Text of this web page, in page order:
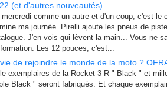
(et d'autres nouveautés)
mercredi comme un autre et d'un coup, c'est le
ma journée. Pirelli ajoute les pneus de
J'en vois qui lèvent la main... Vous ne
Les 12 pouces, c'est...
de rejoindre le monde de la moto ?
exemplaires de la Rocket 3 R " Black " et
Black " seront fabriqués. Et chaque